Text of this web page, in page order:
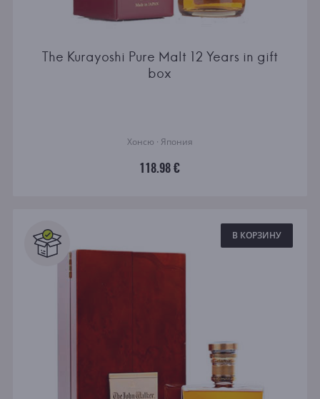
The Kurayoshi Pure Malt 12 Years in gift
box
Хонсю · Япония
118.98 €
В КОРЗИНУ